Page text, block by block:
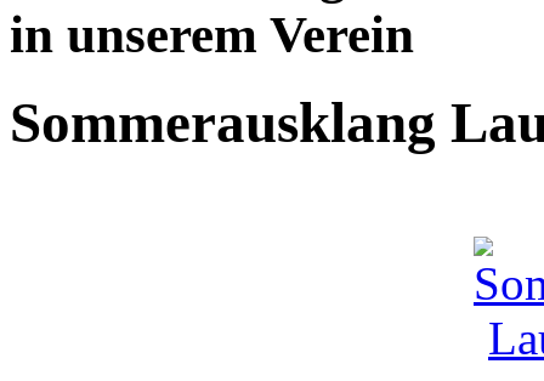
in unserem Verein
Sommerausklang